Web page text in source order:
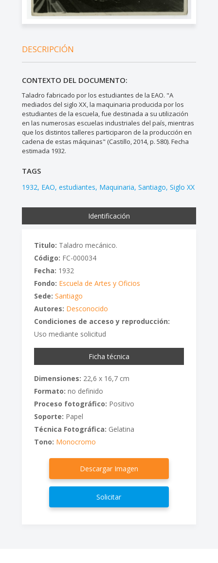
DESCRIPCIÓN
CONTEXTO DEL DOCUMENTO:
Taladro fabricado por los estudiantes de la EAO. "A
mediados del siglo XX, la maquinaria producida por los
estudiantes de la escuela, fue destinada a su utilización
en las numerosas escuelas industriales del país, mientras
que los distintos talleres participaron de la producción en
cadena de estas máquinas" (Castillo, 2014, p. 580). Fecha
estimada 1932.
TAGS
1932 EAO estudiantes Maquinaria Santiago Siglo XX
Identificación
Titulo: Taladro mecánico.
Código: FC-000034
Fecha: 1932
Fondo: Escuela de Artes y Oficios
Sede: Santiago
Autores: Desconocido
Condiciones de acceso y reproducción:
Uso mediante solicitud
Ficha técnica
Dimensiones: 22,6 x 16,7 cm
Formato: no definido
Proceso fotográfico: Positivo
Soporte: Papel
Técnica Fotográfica: Gelatina
Tono: Monocromo
Descargar Imagen
Solicitar